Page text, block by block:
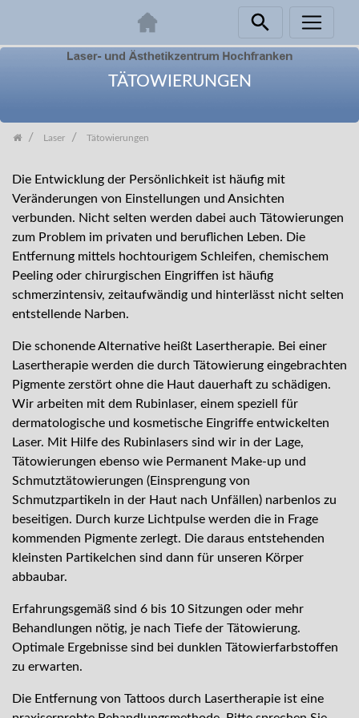
TÄTOWIERUNGEN
Laser Tätowierungen
Die Entwicklung der Persönlichkeit ist häufig mit
Veränderungen von Einstellungen und Ansichten
verbunden. Nicht selten werden dabei auch Tätowierungen
zum Problem im privaten und beruflichen Leben. Die
Entfernung mittels hochtourigem Schleifen, chemischem
Peeling oder chirurgischen Eingriffen ist häufig
schmerzintensiv, zeitaufwändig und hinterlässt nicht selten
entstellende Narben.
Die schonende Alternative heißt Lasertherapie. Bei einer
Lasertherapie werden die durch Tätowierung eingebrachten
Pigmente zerstört ohne die Haut dauerhaft zu schädigen.
Wir arbeiten mit dem Rubinlaser, einem speziell für
dermatologische und kosmetische Eingriffe entwickelten
Laser. Mit Hilfe des Rubinlasers sind wir in der Lage,
Tätowierungen ebenso wie Permanent Make-up und
Schmutztätowierungen (Einsprengung von
Schmutzpartikeln in der Haut nach Unfällen) narbenlos zu
beseitigen. Durch kurze Lichtpulse werden die in Frage
kommenden Pigmente zerlegt. Die daraus entstehenden
kleinsten Partikelchen sind dann für unseren Körper
abbaubar.
Erfahrungsgemäß sind 6 bis 10 Sitzungen oder mehr
Behandlungen nötig, je nach Tiefe der Tätowierung.
Optimale Ergebnisse sind bei dunklen Tätowierfarbstoffen
zu erwarten.
Die Entfernung von Tattoos durch Lasertherapie ist eine